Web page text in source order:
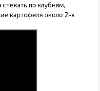
по клубням,
картофеля около 2-х